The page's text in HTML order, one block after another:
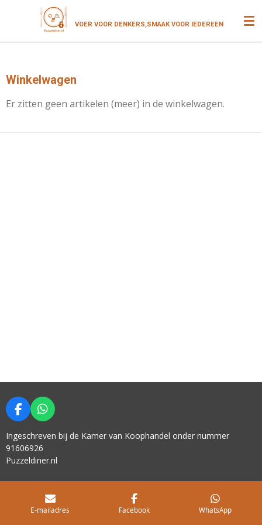
VOER VOOR DENKERS,SMAAK VOOR IEDEREEN
Winkelwagen
Er zitten geen artikelen (meer) in de winkelwagen.
F
A
C
E
B
O
W
H
A
T
S
P
P
Ingeschreven bij de Kamer van Koophandel onder nummer
91606926
Puzzeldiner.nl
E-mailadres Facebook WhatsApp